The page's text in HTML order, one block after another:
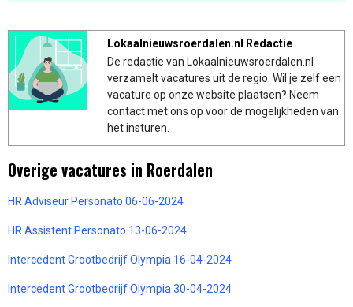
Lokaalnieuwsroerdalen.nl Redactie
De redactie van Lokaalnieuwsroerdalen.nl
verzamelt vacatures uit de regio. Wil je zelf een
vacature op onze website plaatsen? Neem
contact met ons op voor de mogelijkheden van
het insturen.
Overige vacatures in Roerdalen
HR Adviseur Personato 06-06-2024
HR Assistent Personato 13-06-2024
Intercedent Grootbedrijf Olympia 16-04-2024
Intercedent Grootbedrijf Olympia 30-04-2024